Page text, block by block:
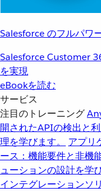
Salesforce のフルパワ
Salesforce Customer
を実現
eBookを読む
サービス
注目のトレーニング
開されたAPIの検出と
理を学びます。
アプリ
ース：機能要件と非機
ューションの設計を学
インテグレーションソ